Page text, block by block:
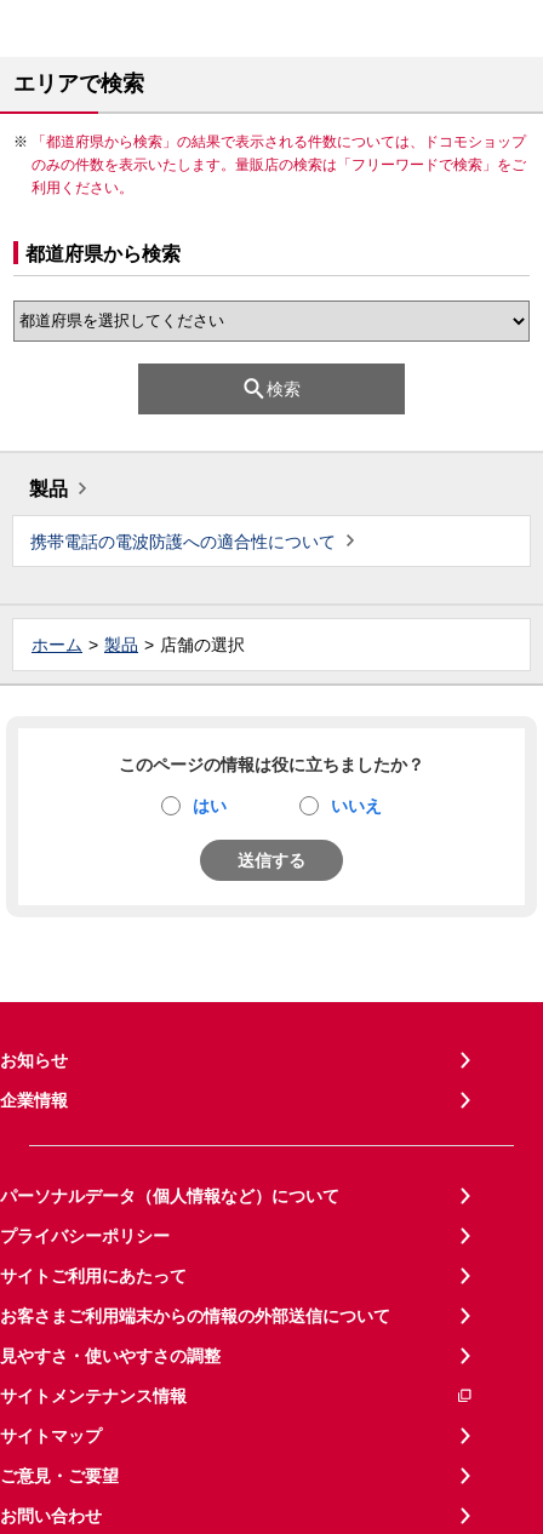
エリアで検索
「都道府県から検索」の結果で表示される件数については、ドコモショップ
のみの件数を表示いたします。量販店の検索は「フリーワードで検索」をご
利用ください。
都道府県から検索
検索
製品
携帯電話の電波防護への適合性について
ホーム 製品 店舗の選択
このページの情報は役に立ちましたか？
はい いいえ
送信する
お知らせ
企業情報
パーソナルデータ（個人情報など）について
プライバシーポリシー
サイトご利用にあたって
お客さまご利用端末からの情報の外部送信について
見やすさ・使いやすさの調整
サイトメンテナンス情報
サイトマップ
ご意見・ご要望
お問い合わせ